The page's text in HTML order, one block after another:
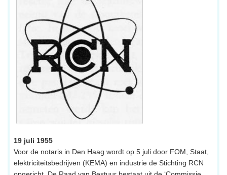
19 juli 1955
Voor de notaris in Den Haag wordt op 5 juli door FOM, Staat,
elektriciteitsbedrijven (KEMA) en industrie de Stichting RCN